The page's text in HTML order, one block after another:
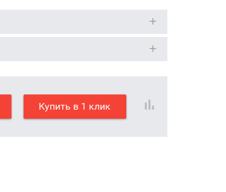
Купить в 1 клик